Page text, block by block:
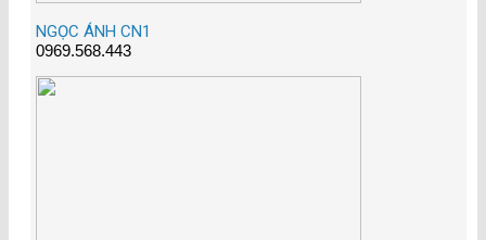
NGỌC ÁNH CN1
0969.568.443